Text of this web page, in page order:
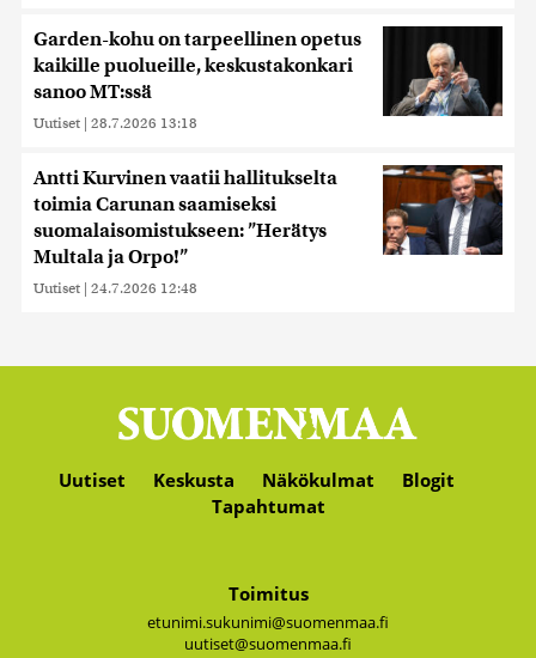
Garden-kohu on tarpeellinen opetus
kaikille puolueille, keskustakonkari
sanoo MT:ssä
Uutiset | 28.7.2026 13:18
Antti Kurvinen vaatii hallitukselta
toimia Carunan saamiseksi
suomalaisomistukseen: ”Herätys
Multala ja Orpo!”
Uutiset | 24.7.2026 12:48
Uutiset Keskusta Näkökulmat
Blogit
Tapahtumat
Toimitus
etunimi.sukunimi@suomenmaa.fi
uutiset@suomenmaa.fi